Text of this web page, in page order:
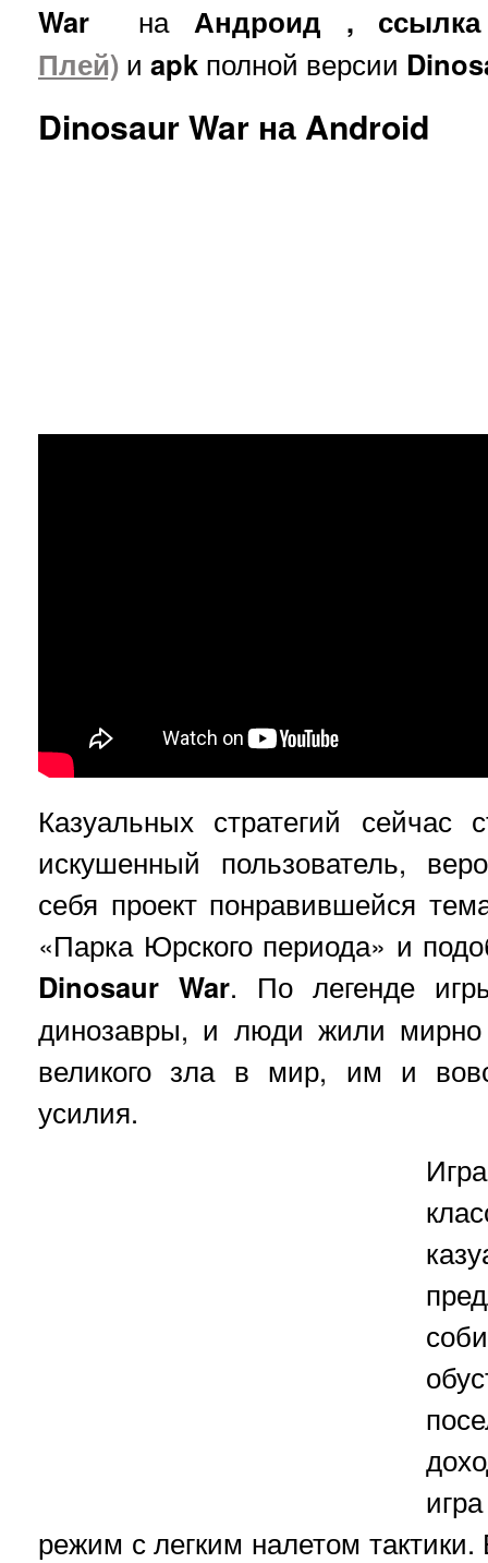
War на Андроид
,
Плей) и apk полной версии
Dinosaur War на Android
Казуальных стратегий
искушенный пользователь,
себя проект понравившейся
«Парка Юрского периода» и
Dinosaur War. По легенде
динозавры, и люди жили
великого зла в мир, им и
усилия.
режим с легким налетом